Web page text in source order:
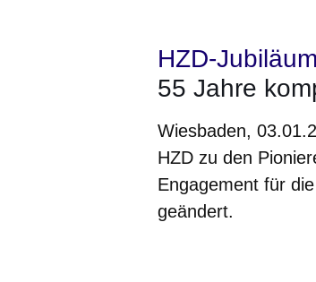
HZD-Jubiläum
55 Jahre
Wiesbaden,
HZD zu den
Engagement für
geändert.